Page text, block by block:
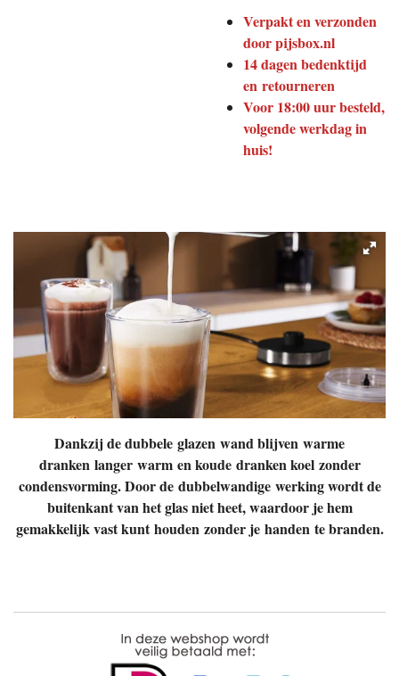
Verpakt en verzonden
door pijsbox.nl
14 dagen bedenktijd
en retourneren
Voor 18:00 uur besteld,
volgende werkdag in
huis!
Dankzij de dubbele glazen wand blijven warme
dranken langer warm en koude dranken koel zonder
condensvorming. Door de dubbelwandige werking wordt de
buitenkant van het glas niet heet, waardoor je hem
gemakkelijk vast kunt houden zonder je handen te branden.